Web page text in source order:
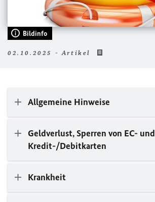
Bildinfo
02.10.2025 - Artikel
Allgemeine Hinweise
Geldverlust, Sperren von EC- und
Kredit-/Debitkarten
Krankheit